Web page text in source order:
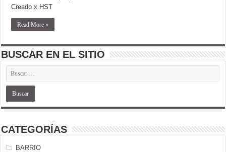
Creado x HST
Read More »
BUSCAR EN EL SITIO
CATEGORÍAS
BARRIO